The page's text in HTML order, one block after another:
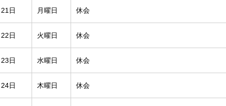
日 月曜日 休会
日 火曜日 休会
日 水曜日 休会
日 木曜日 休会